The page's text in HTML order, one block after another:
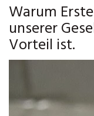
Warum
unserer
Vorteil ist.